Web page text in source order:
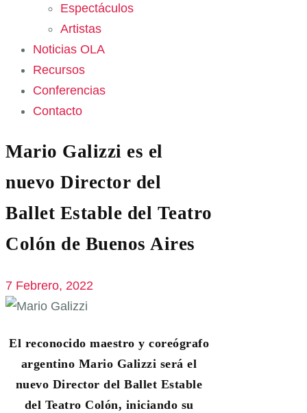
Espectáculos
Artistas
Noticias OLA
Recursos
Conferencias
Contacto
Mario Galizzi es el
nuevo Director del
Ballet Estable del Teatro
Colón de Buenos Aires
7 Febrero, 2022
El reconocido maestro y coreógrafo
argentino Mario Galizzi será el
nuevo Director delBallet Estable
del Teatro Colón, iniciando su